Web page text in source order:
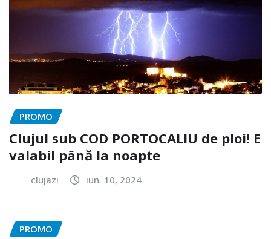
PROMO
Clujul sub COD PORTOCALIU de ploi! E
valabil până la noapte
clujazi iun. 10, 2024
PROMO